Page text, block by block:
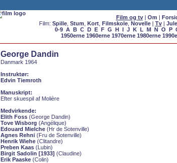
Film og tv| Om |
Film: Spille, Stum Kort, Filmskole, Novelle| Tv|
0-9 A B C D E F G H I J K L M N O P
1950erne 1960erne 1970erne 1980erne
George Dandin
Danmark 1964
Instruktør:
Edvin Tiemroth
Manuskript:
Efter skuespil af Molière
Medvirkende:
Elith Foss (George Dandin)
Tove Wisborg (Angélique)
Edouard Mielche (Hr de Sotenville)
Agnes Rehni (Fru de Sotenville)
Henrik Wiehe (Clitandre)
Preben Kaas (Lubin)
Birgit Sadolin [1933] (Claudine)
Erik Paaske (Colin)